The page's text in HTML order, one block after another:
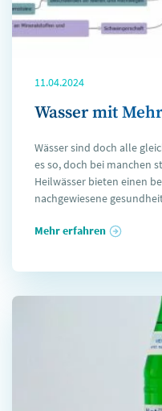
11.04.2024
Wasser mit
Wässer sind doch alle
es so, doch bei manchen
Heilwässer bieten einen
nachgewiesene
Mehr erfahren